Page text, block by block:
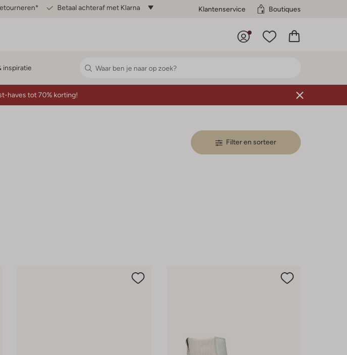
Betaal achteraf met Klarna Klantenservice Boutiques
inspiratie
haves tot 70% korting!
Filter en sorteer